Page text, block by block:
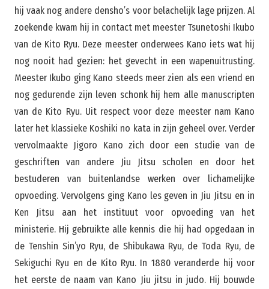
hij vaak nog andere densho’s voor belachelijk lage prijzen. Al
zoekende kwam hij in contact met meester Tsunetoshi Ikubo
van de Kito Ryu. Deze meester onderwees Kano iets wat hij
nog nooit had gezien: het gevecht in een wapenuitrusting.
Meester Ikubo ging Kano steeds meer zien als een vriend en
nog gedurende zijn leven schonk hij hem alle manuscripten
van de Kito Ryu. Uit respect voor deze meester nam Kano
later het klassieke Koshiki no kata in zijn geheel over. Verder
vervolmaakte Jigoro Kano zich door een studie van de
geschriften van andere Jiu Jitsu scholen en door het
bestuderen van buitenlandse werken over lichamelijke
opvoeding. Vervolgens ging Kano les geven in Jiu Jitsu en in
Ken Jitsu aan het instituut voor opvoeding van het
ministerie. Hij gebruikte alle kennis die hij had opgedaan in
de Tenshin Sin’yo Ryu, de Shibukawa Ryu, de Toda Ryu, de
Sekiguchi Ryu en de Kito Ryu. In 1880 veranderde hij voor
het eerste de naam van Kano Jiu jitsu in judo. Hij bouwde